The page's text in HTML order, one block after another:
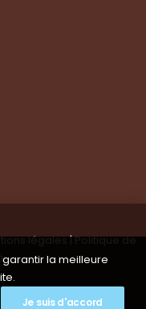
légales|Politique de
la meilleure
Je suis d'accord